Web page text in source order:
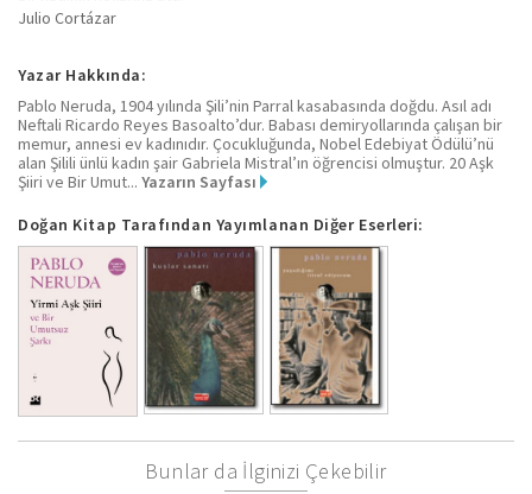
Julio Cortázar
Yazar Hakkında:
Pablo Neruda, 1904 yılında Şili’nin Parral kasabasında doğdu. Asıl adı
Neftali Ricardo Reyes Basoalto’dur. Babası demiryollarında çalışan bir
memur, annesi ev kadınıdır. Çocukluğunda, Nobel Edebiyat Ödülü’nü
alan Şilili ünlü kadın şair Gabriela Mistral’ın öğrencisi olmuştur. 20 Aşk
Şiiri ve Bir Umut... Yazarın Sayfası
Doğan Kitap Tarafından Yayımlanan Diğer Eserleri:
Bunlar da İlginizi Çekebilir